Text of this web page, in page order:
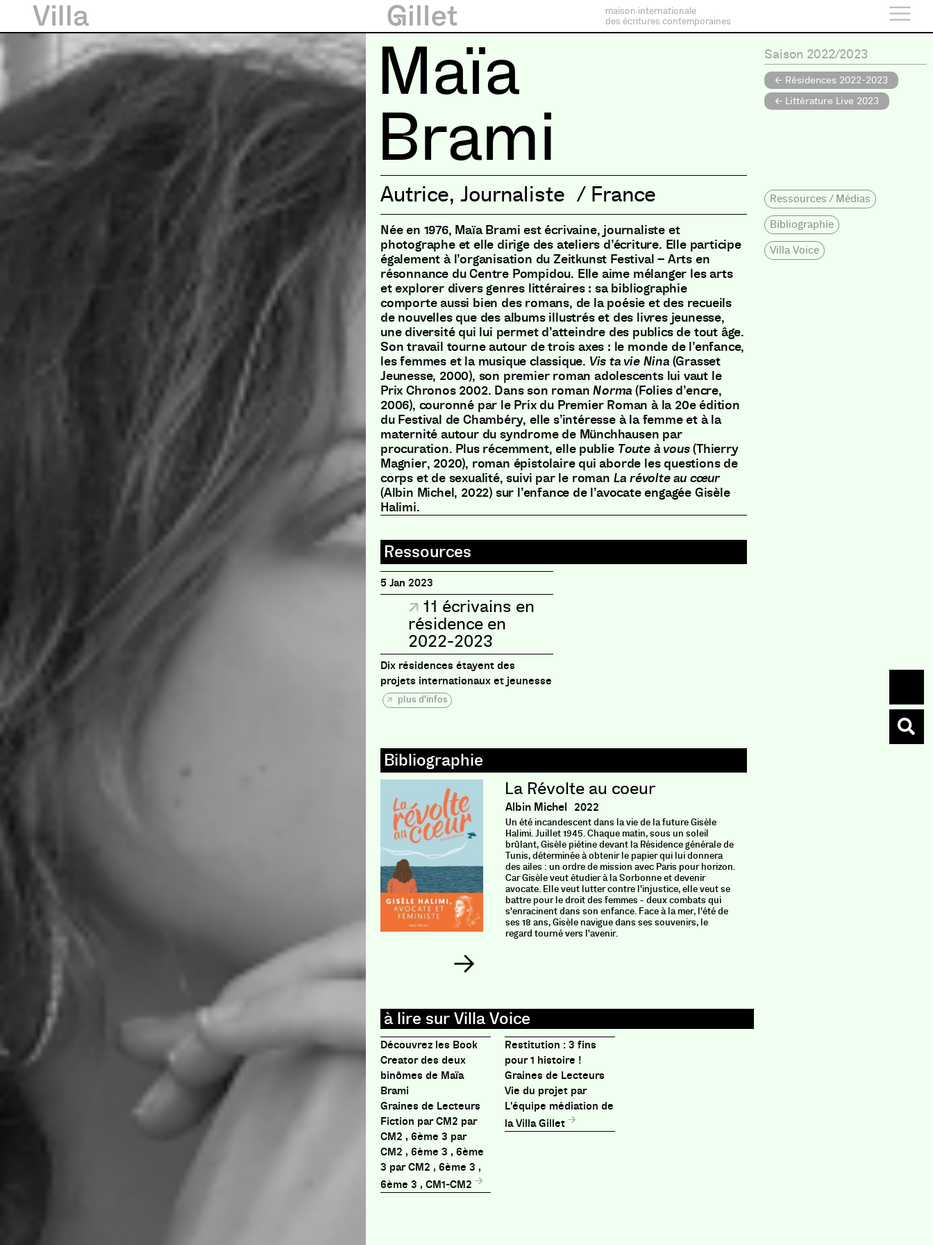
maison internationale
des écritures contemporaines
Maïa
Brami
Autrice, Journaliste / France
Née en 1976, Maïa Brami est écrivaine, journaliste et
photographe et elle dirige des ateliers d’écriture. Elle participe
également à l’organisation du Zeitkunst Festival – Arts en
résonnance du Centre Pompidou. Elle aime mélanger les arts
et explorer divers genres littéraires : sa bibliographie
comporte aussi bien des romans, de la poésie et des recueils
de nouvelles que des albums illustrés et des livres jeunesse,
une diversité qui lui permet d’atteindre des publics de tout âge.
Son travail tourne autour de trois axes : le monde de l’enfance,
les femmes et la musique classique. Vis ta vie Nina(Grasset
Jeunesse, 2000), son premier roman adolescents lui vaut le
Prix Chronos 2002. Dans son romanNorma (Folies d’encre,
2006), couronné par le Prix du Premier Roman à la 20e édition
du Festival de Chambéry, elle s’intéresse à la femme et à la
maternité autour du syndrome de Münchhausen par
procuration. Plus récemment, elle publie Toute à vous(Thierry
Magnier, 2020), roman épistolaire qui aborde les questions de
corps et de sexualité, suivi par le roman La révolte au cœur
(Albin Michel, 2022) sur l’enfance de l’avocate engagée Gisèle
Halimi.
5 Jan 2023
11 écrivains en
résidence en
2022-2023
Dix résidences étayent des
projets internationaux et jeunesse
plus d'infos
La Révolte au coeur
Albin Michel 2022
Un été incandescent dans la vie de la future Gisèle
Halimi.Juillet 1945. Chaque matin, sous un soleil
brûlant, Gisèle piétine devant la Résidence générale de
Tunis, déterminée à obtenir le papier qui lui donnera
des ailes : un ordre de mission avec Paris pour horizon.
Car Gisèle veut étudier à la Sorbonne et devenir
avocate. Elle veut lutter contre l'injustice, elle veut se
battre pour le droit des femmes - deux combats qui
s'enracinent dans son enfance. Face à la mer, l'été de
ses 18 ans, Gisèle navigue dans ses souvenirs, le
regard tourné vers l'avenir.
Découvrez les Book
Creator des deux
binômes de Maïa
Brami
Graines de Lecteurs
Fiction par CM2 par
CM2 , 6ème 3 par
CM2 , 6ème 3 , 6ème
3 par CM2 , 6ème 3 ,
6ème 3 , CM1-CM2
Restitution : 3 fins
pour 1 histoire !
Graines de Lecteurs
Vie du projet par
L'équipe médiation de
la Villa Gillet
Saison 2022/2023
← Résidences 2022-2023
← Littérature Live 2023
Ressources / Médias
Bibliographie
Villa Voice